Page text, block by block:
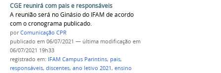
CGE reunirá com pais e responsáveis
A reunião será no Ginásio do IFAM de acordo
com o cronograma publicado.
porComunicação CPR
publicado em 06/07/2021 — última modificação em
06/07/2021 19h33
registrado em: IFAM Campus Parintins, pais,
responsáveis, discentes, ano letivo 2021, ensino